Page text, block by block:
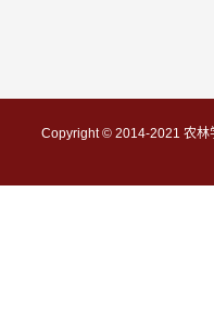
Copyright © 2014-2021 农林